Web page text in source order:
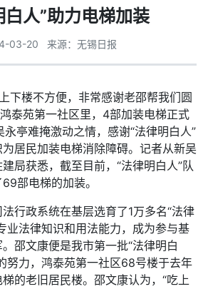
白人”助力电梯加装
03-20 来源：无锡日报
楼不方便，非常感谢老邵帮我们圆
鸿泰苑第一社区里，4部加装电梯正式
亭难掩激动之情，感谢“法律明白人”
居民加装电梯消除障碍。记者从新吴
局获悉，截至目前，“法律明白人”队
部电梯的加装。
政系统在基层选育了1万多名“法律
业法律知识和用法能力，成为参与基
邵文康便是我市第一批“法律明白
努力，鸿泰苑第一社区68号楼于去年
的老旧居民楼。邵文康认为，“吃上